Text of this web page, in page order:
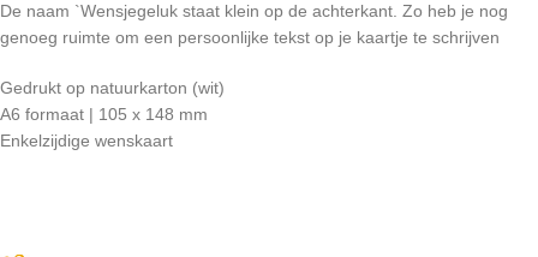
De naam `Wensjegeluk staat klein op de achterkant. Zo heb je nog
genoeg ruimte om een persoonlijke tekst op je kaartje te schrijven
Gedrukt op natuurkarton (wit)
A6 formaat | 105 x 148 mm
Enkelzijdige wenskaart